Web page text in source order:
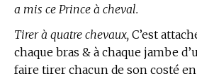
a mis ce Prince à cheval.
Tirer à quatre chevaux, C’est
chaque bras & à chaque jambe
faire tirer chacun de son costé